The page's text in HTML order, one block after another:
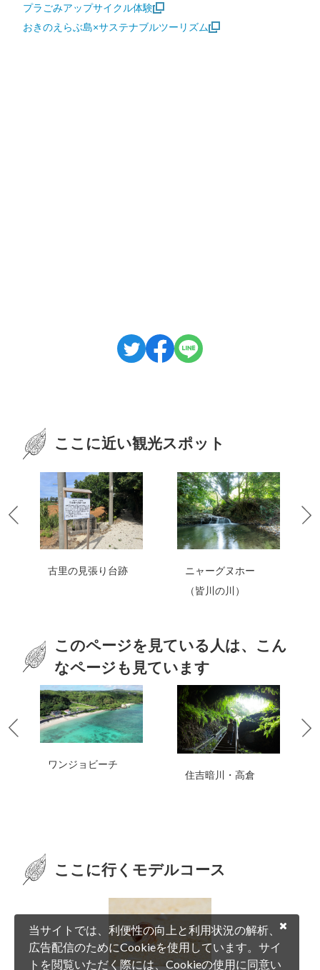
プラごみアップサイクル体験
おきのえらぶ島×サステナブルツーリズム
ここに近い観光スポット
古里の見張り台跡
ニャーグヌホー
（皆川の川）
このページを見ている人は、こん
なページも見ています
ワンジョビーチ
住吉暗川・高倉
ここに行くモデルコース
当サイトでは、利便性の向上と利用状況の解析、
広告配信のためにCookieを使用しています。サイ
トを閲覧いただく際には、Cookieの使用に同意い